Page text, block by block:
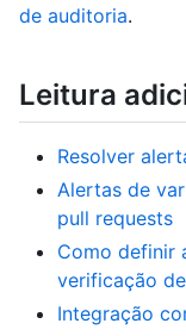
de auditoria.
Leitura
Resolver
Alertas de
pull requests
Como definir
verificação
Integração